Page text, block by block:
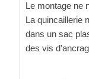
Le montage ne
La quincaillerie
dans un sac
des vis